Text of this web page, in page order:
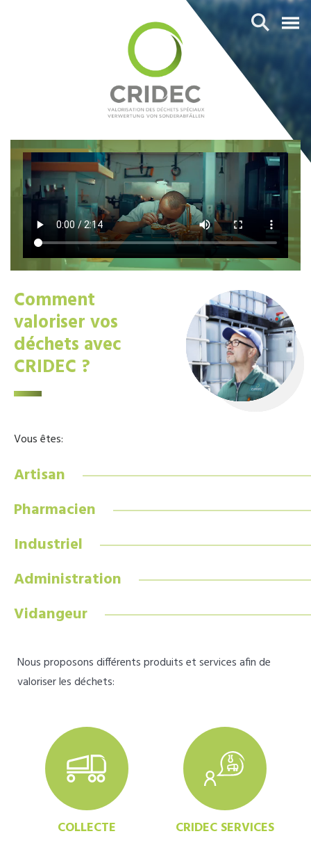
Comment
valoriser vos
déchets avec
CRIDEC ?
Vous êtes:
Artisan
Pharmacien
Industriel
Administration
Vidangeur
Nous proposons différents produits et services afin de
valoriser les déchets:
COLLECTE CRIDEC SERVICES